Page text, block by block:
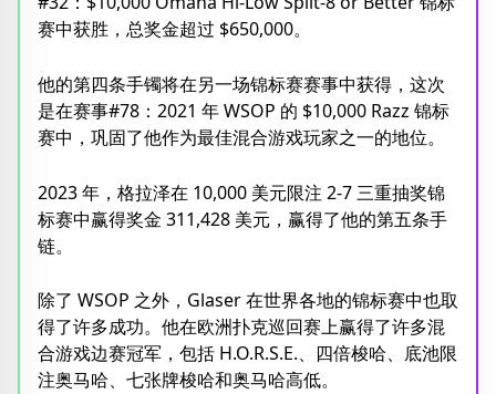
赛中获胜，总奖金超过 $650,000。
他的第四条手镯将在另一场锦标赛赛事中获得，这次
是在赛事#78：2021 年 WSOP 的 $10,000 Razz 锦标
赛中，巩固了他作为最佳混合游戏玩家之一的地位。
2023 年，格拉泽在 10,000 美元限注 2-7 三重抽奖锦
标赛中赢得奖金 311,428 美元，赢得了他的第五条手
链。
除了 WSOP 之外，Glaser 在世界各地的锦标赛中也取
得了许多成功。他在欧洲扑克巡回赛上赢得了许多混
合游戏边赛冠军，包括 H.O.R.S.E.、四倍梭哈、底池限
注奥马哈、七张牌梭哈和奥马哈高低。